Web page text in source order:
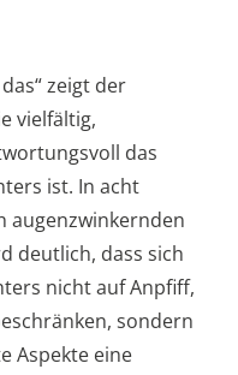
zeigt der
vielfältig,
das
ist. In acht
augenzwinkernden
deutlich, dass sich
nicht auf Anpfiff,
sondern
Aspekte eine